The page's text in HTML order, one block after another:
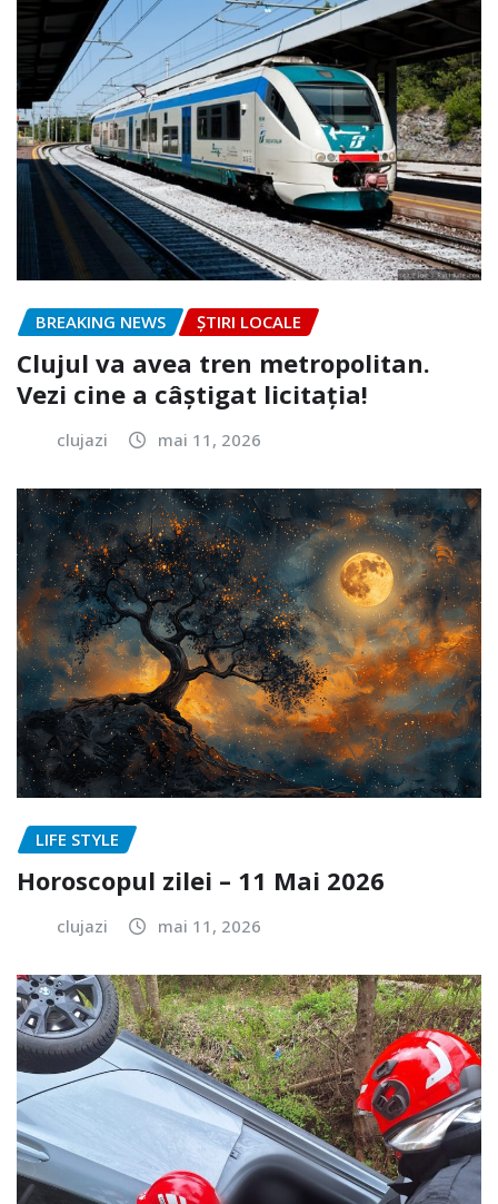
BREAKING NEWS ȘTIRI LOCALE
Clujul va avea tren metropolitan.
Vezi cine a câștigat licitația!
clujazi mai 11, 2026
LIFE STYLE
Horoscopul zilei – 11 Mai 2026
clujazi mai 11, 2026